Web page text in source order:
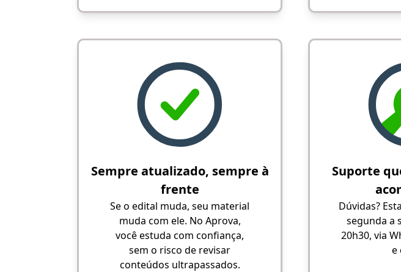
Sempre atualizado, sempre à
frente
Se o edital muda, seu material
muda com ele. No Aprova,
você estuda com confiança,
sem o risco de revisar
conteúdos ultrapassados.
Suporte
Dúvidas?
segunda a
20h30, via
e